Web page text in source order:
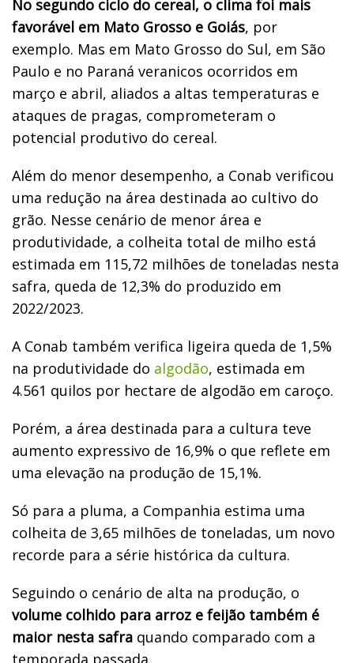
No segundo ciclo do cereal, o clima foi mais
favorável em Mato Grosso e Goiás, por
exemplo. Mas em Mato Grosso do Sul, em São
Paulo e no Paraná veranicos ocorridos em
março e abril, aliados a altas temperaturas e
ataques de pragas, comprometeram o
potencial produtivo do cereal.
Além do menor desempenho, a Conab verificou
uma redução na área destinada ao cultivo do
grão. Nesse cenário de menor área e
produtividade, a colheita total de milho está
estimada em 115,72 milhões de toneladas nesta
safra, queda de 12,3% do produzido em
2022/2023.
A Conab também verifica ligeira queda de 1,5%
na produtividade do algodão, estimada em
4.561 quilos por hectare de algodão em caroço.
Porém, a área destinada para a cultura teve
aumento expressivo de 16,9% o que reflete em
uma elevação na produção de 15,1%.
Só para a pluma, a Companhia estima uma
colheita de 3,65 milhões de toneladas, um novo
recorde para a série histórica da cultura.
Seguindo o cenário de alta na produção, o
volume colhido para arroz e feijão também é
maior nesta safra quando comparado com a
temporada passada.